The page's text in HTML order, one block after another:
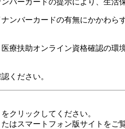
ーカードの提示により、生活
ンバーカードの有無にかかわら
扶助オンライン資格確認の環
ください。
クリックしてください。
はスマートフォン版サイトをご